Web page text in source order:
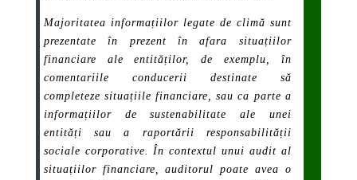
Majoritatea informațiilor legate de climă sunt
prezentate în prezent în afara situațiilor
financiare ale entităților, de exemplu, în
comentariile conducerii destinate să
completeze situațiile financiare, sau ca parte a
informațiilor de sustenabilitate ale unei
entități sau a raportării responsabilității
sociale corporative. În contextul unui audit al
situațiilor financiare, auditorul poate avea o